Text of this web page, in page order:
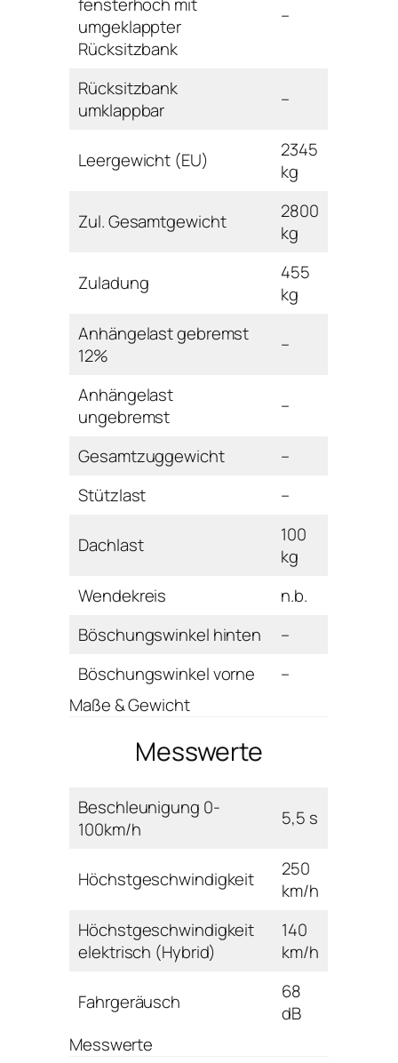
umgeklappter
Rücksitzbank
–
Rücksitzbank
umklappbar
–
Leergewicht (EU)
2345
kg
Zul. Gesamtgewicht
2800
kg
Zuladung
455
kg
Anhängelast gebremst
12%
–
Anhängelast
ungebremst
–
Gesamtzuggewicht
–
Stützlast
–
Dachlast
100
kg
Wendekreis
n.b.
Böschungswinkel hinten
–
Böschungswinkel vorne
–
Maße & Gewicht
Messwerte
Beschleunigung 0-
100km/h
5,5 s
Höchstgeschwindigkeit
250
km/h
Höchstgeschwindigkeit
elektrisch (Hybrid)
140
km/h
Fahrgeräusch
68
dB
Messwerte